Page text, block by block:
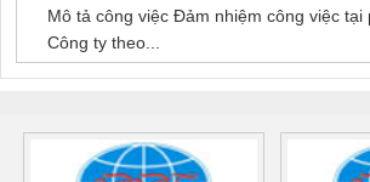
Mô tả công việc Đảm nhiệm công việc tại
Công ty theo...